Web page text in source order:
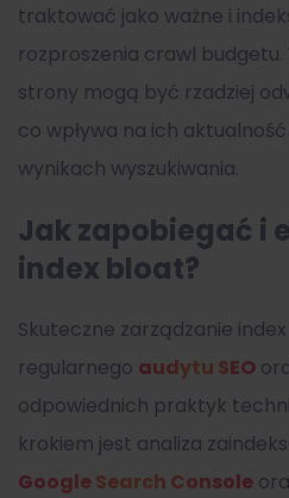
traktować jako ważne i
rozproszenia crawl
strony mogą być rzadziej
co wpływa na ich
wynikach wyszukiwania.
Jak zapobiegać i
index bloat?
Skuteczne zarządzanie
regularnego audytu SEO
odpowiednich praktyk
krokiem jest analiza
Google Search Console